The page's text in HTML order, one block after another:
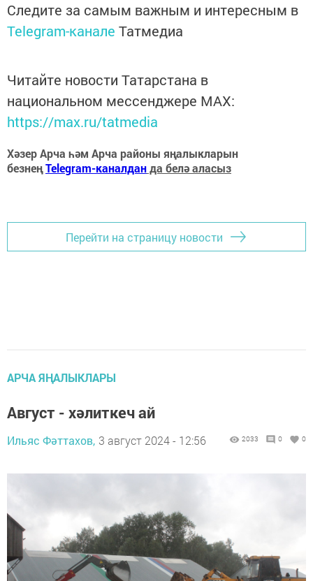
Следите за самым важным и интересным в
Telegram-канале Татмедиа
Читайте новости Татарстана в
национальном мессенджере MАХ:
https://max.ru/tatmedia
Хәзер Арча һәм Арча районы яңалыкларын
безнеңTelegram-каналданда белә аласыз
Перейти на страницу новости
АРЧА ЯҢАЛЫКЛАРЫ
Август - хәлиткеч ай
Ильяс Фәттахов, 3 август 2024 - 12:56 2033 0 0